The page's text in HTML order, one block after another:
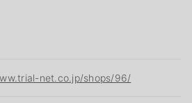
net.co.jp/shops/96/